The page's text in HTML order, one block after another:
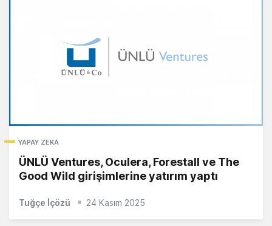
YAPAY ZEKA
ÜNLÜ Ventures, Oculera, Forestall ve The
Good Wild girişimlerine yatırım yaptı
Tuğçe İçözü 24 Kasım 2025